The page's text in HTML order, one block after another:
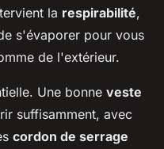
la respirabilité,
s'évaporer pour vous
de l'extérieur.
Une bonne veste
suffisamment, avec
cordon de serrage